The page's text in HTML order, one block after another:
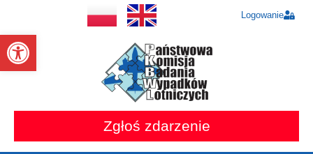
Otwórz pasek narzędzi
Logowanie
Zgłoś zdarzenie